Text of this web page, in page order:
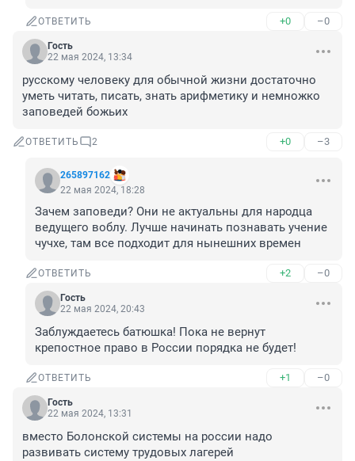
ОТВЕТИТЬ +0 –0
Гость
22 мая 2024, 13:34
русскому человеку для обычной жизни достаточно
уметь читать, писать, знать арифметику и немножко
заповедей божьих
ОТВЕТИТЬ 2 +0 –3
265897162
22 мая 2024, 18:28
Зачем заповеди? Они не актуальны для народца
ведущего воблу. Лучше начинать познавать учение
чучхе, там все подходит для нынешних времен
ОТВЕТИТЬ +2 –0
Гость
22 мая 2024, 20:43
Заблуждаетесь батюшка! Пока не вернут
крепостное право в России порядка не будет!
ОТВЕТИТЬ +1 –0
Гость
22 мая 2024, 13:31
вместо Болонской системы на россии надо
развивать систему трудовых лагерей